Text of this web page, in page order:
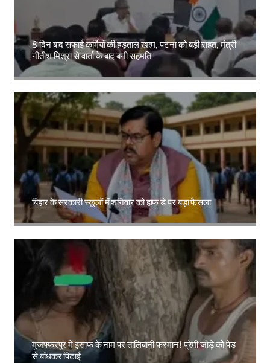
8 दिन बाद सफाई कर्मियों की हड़ताल खत्म, पटना को बड़ी राहत, मंत्री
नीतीश मिश्रा से वार्ता के बाद बनी सहमति
बिहार के सरकारी स्कूलों में शनिवार को हाफ डे पर बड़ा फैसला
Amit Lekh
मुजफ्फरपुर में इंसाफ के नाम पर तालिबानी फरमान! प्रेमी जोड़े को पेड़
से बांधकर पिटाई